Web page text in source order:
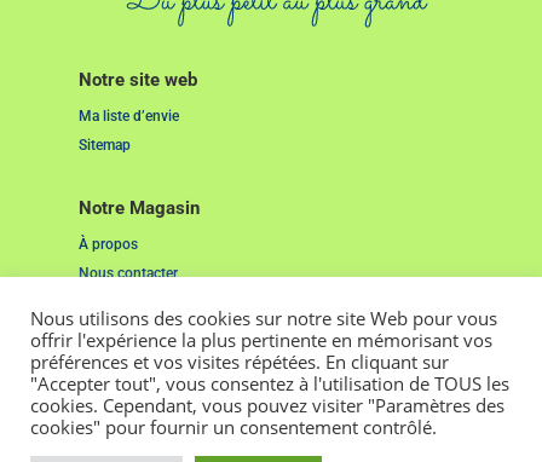
Notre site web
Ma liste d’envie
Sitemap
Notre Magasin
À propos
Nous contacter
Liens Utiles
Mentions Légales
Cookies
Nous utilisons des cookies sur notre site Web pour vous
offrir l'expérience la plus pertinente en mémorisant vos
préférences et vos visites répétées. En cliquant sur
"Accepter tout", vous consentez à l'utilisation de TOUS les
cookies. Cependant, vous pouvez visiter "Paramètres des
cookies" pour fournir un consentement contrôlé.